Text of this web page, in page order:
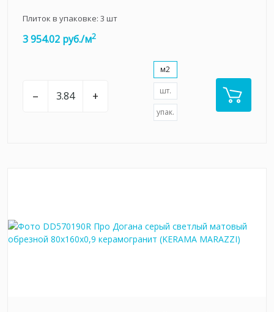
Плиток в упаковке: 3 шт
3 954.02 руб./м2
– +
м2
шт.
упак.